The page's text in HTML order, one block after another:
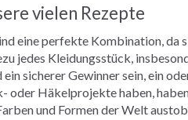
vielen Rezepte
eine perfekte Kombination, da
jedes Kleidungsstück,
ein sicherer Gewinner sein, ein
oder Häkelprojekte haben,
und Formen der Welt